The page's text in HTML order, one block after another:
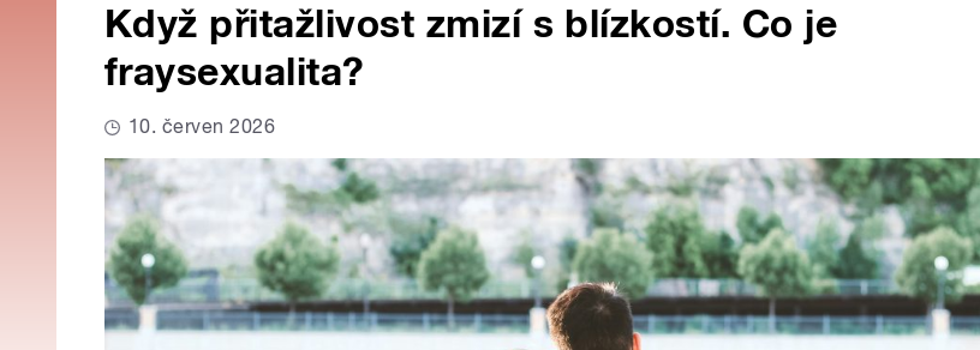
Když přitažlivost zmizí s blízkostí. Co je
fraysexualita?
10. červen 2026